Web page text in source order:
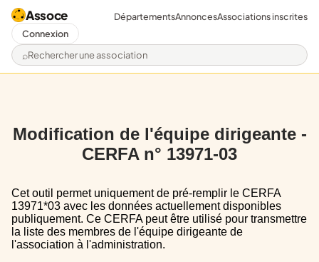
Assoce
Rechercher une association
DépartementsAnnoncesAssociations inscrites
Connexion
Modification de l'équipe dirigeante -
CERFA n° 13971-03
Cet outil permet uniquement de pré-remplir le CERFA
13971*03 avec les données actuellement disponibles
publiquement. Ce CERFA peut être utilisé pour transmettre
la liste des membres de l'équipe dirigeante de
l'association à l'administration.